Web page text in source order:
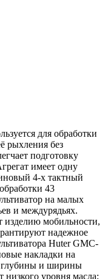
для обработки
рыхления без
подготовку
имеет одну
4-х тактный
43
на малых
и междурядьях.
изделию мобильности,
надежное
Huter GMC-
накладки на
глубины и ширины
низкого уровня масла;